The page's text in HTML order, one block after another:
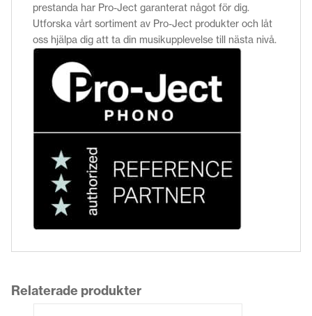
prestanda har Pro-Ject garanterat något för dig.
Utforska vårt sortiment av Pro-Ject produkter och låt
oss hjälpa dig att ta din musikupplevelse till nästa nivå.
Relaterade produkter